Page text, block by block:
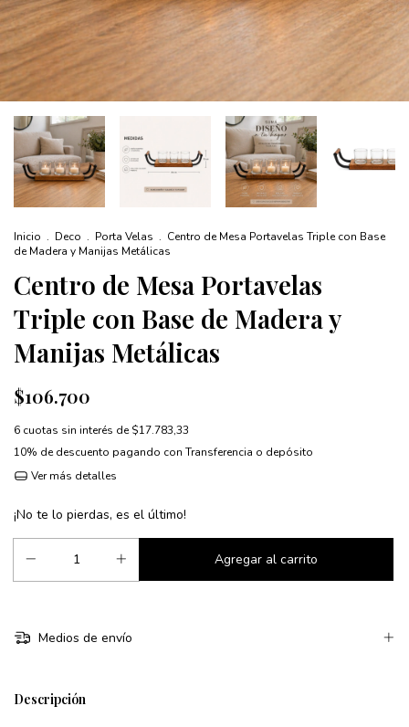
Inicio . Deco . Porta Velas . Centro de Mesa Portavelas Triple con Base
de Madera y Manijas Metálicas
Centro de Mesa Portavelas
Triple con Base de Madera y
Manijas Metálicas
$106.700
6 cuotas sin interés de$17.783,33
10% de descuento pagando con Transferencia o depósito
Ver más detalles
¡No te lo pierdas, es el último!
Medios de envío
Descripción